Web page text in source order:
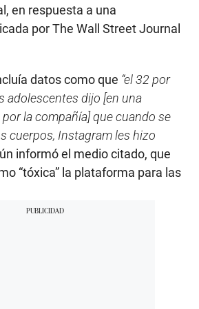
en respuesta a una
por The Wall Street Journal
datos como que “el 32 por
adolescentes dijo [en una
la compañía] que cuando se
cuerpos, Instagram les hizo
informó el medio citado, que
“tóxica” la plataforma para las